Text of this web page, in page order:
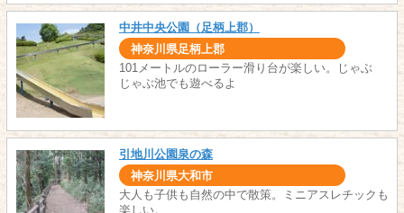
中井中央公園（足柄上郡）
神奈川県足柄上郡
101メートルのローラー滑り台が楽しい。じゃぶ
じゃぶ池でも遊べるよ
引地川公園泉の森
神奈川県大和市
大人も子供も自然の中で散策。ミニアスレチックも
楽しい。